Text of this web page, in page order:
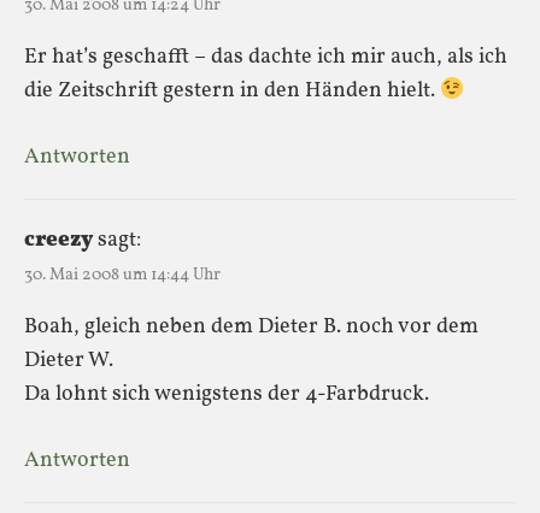
30. Mai 2008 um 14:24 Uhr
Er hat’s geschafft – das dachte ich mir auch, als ich
die Zeitschrift gestern in den Händen hielt.
Antworten
creezysagt:
30. Mai 2008 um 14:44 Uhr
Boah, gleich neben dem Dieter B. noch vor dem
Dieter W.
Da lohnt sich wenigstens der 4-Farbdruck.
Antworten